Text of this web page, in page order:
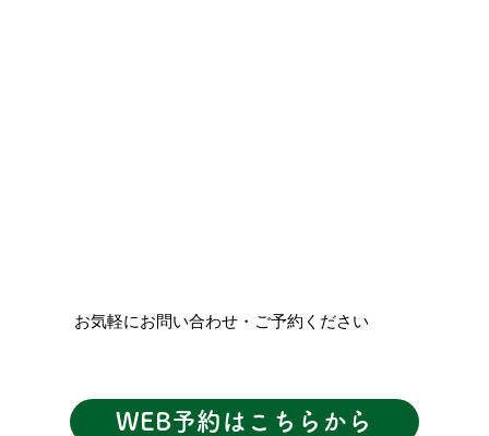
お気軽にお問い合わせ・ご予約ください
WEB予約はこちらから